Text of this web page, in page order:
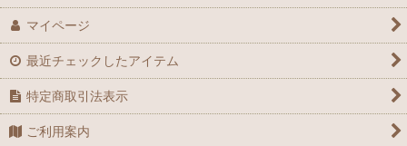
マイページ
最近チェックしたアイテム
特定商取引法表示
ご利用案内